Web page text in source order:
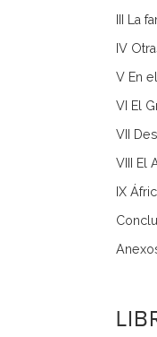
III La
IV
V En
VI El
VII
VIII El
IX